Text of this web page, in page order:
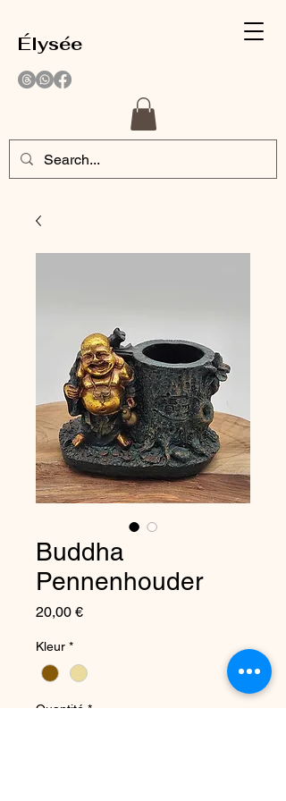
Élysée
Buddha
Pennenhouder
20,00 €Prix
Kleur *
Quantité *